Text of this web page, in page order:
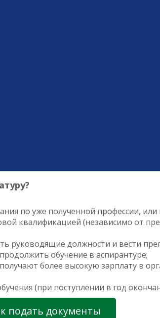
по уже полученной профессии, или
квалификацией (независимо от
руководящие должности и вести
обучение в аспирантуре;
более высокую зарплату в
(при поступлении в год
подать документы